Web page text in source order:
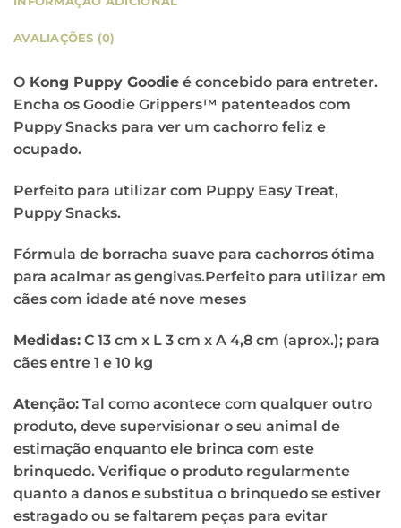
AVALIAÇÕES (0)
O Kong Puppy Goodie é concebido para entreter.
Encha os Goodie Grippers™ patenteados com
Puppy Snacks para ver um cachorro feliz e
ocupado.
Perfeito para utilizar com Puppy Easy Treat,
Puppy Snacks.
Fórmula de borracha suave para cachorros ótima
para acalmar as gengivas.Perfeito para utilizar em
cães com idade até nove meses
Medidas: C 13 cm x L 3 cm x A 4,8 cm (aprox.); para
cães entre 1 e 10 kg
Atenção: Tal como acontece com qualquer outro
produto, deve supervisionar o seu animal de
estimação enquanto ele brinca com este
brinquedo. Verifique o produto regularmente
quanto a danos e substitua o brinquedo se estiver
estragado ou se faltarem peças para evitar